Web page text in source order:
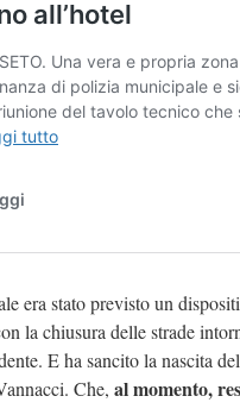
era stato previsto un
la chiusura delle strade
E ha sancito la nascita
Che, al momento,